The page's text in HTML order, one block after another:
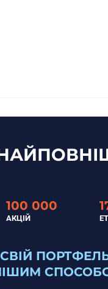
100 000
АКЦІЙ